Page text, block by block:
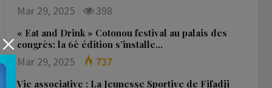
Mar 29, 2025 398
« Eat and Drink » Cotonou festival au palais des
congrès: la 6è édition s’installe…
Mar 29, 2025 737
Vie associative : La Jeunesse Sportive de Fifadji